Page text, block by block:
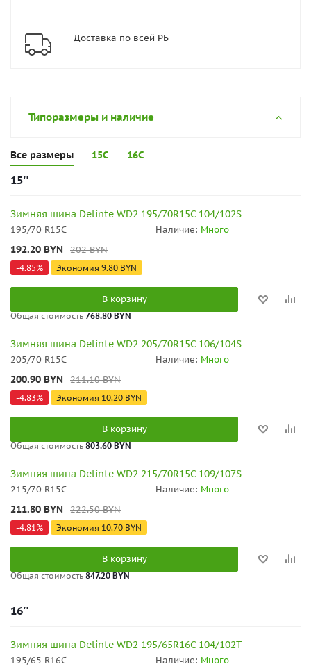
Доставка по всей РБ
Типоразмеры и наличие
Все размеры 15C 16C
15''
Зимняя шина Delinte WD2 195/70R15C 104/102S
195/70 R15C Наличие: Много
192.20 BYN 202BYN
-4.85% Экономия 9.80 BYN
В корзину
Общая стоимость 768.80 BYN
Зимняя шина Delinte WD2 205/70R15C 106/104S
205/70 R15C Наличие: Много
200.90 BYN 211.10BYN
-4.83% Экономия 10.20 BYN
В корзину
Общая стоимость 803.60 BYN
Зимняя шина Delinte WD2 215/70R15C 109/107S
215/70 R15C Наличие: Много
211.80 BYN 222.50BYN
-4.81% Экономия 10.70 BYN
В корзину
Общая стоимость 847.20 BYN
16''
Зимняя шина Delinte WD2 195/65R16C 104/102T
195/65 R16C Наличие: Много